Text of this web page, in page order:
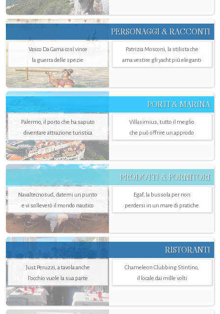
PERSONAGGI & RACCONTI
Vasco Da Gama così vince
la guerra delle spezie
Patrizia Mosconi, la stilista che
ama vestire gli yacht più eleganti
PORTI & MARINA
Palermo, il porto che ha saputo
diventare attrazione turistica
Villasimius, tutto il meglio
che può offrire un approdo
PRODOTTI & FORNITORI
Navaltecnosud, datemi un punto
e vi solleverò il mondo nautico
Egaf, la bussola per non
perdersi in un mare di pratiche
RISTORANTI
Just Peruzzi, a tavola anche
l’occhio vuole la sua parte
Chameleon Clubbing Stintino,
il locale dai mille volti